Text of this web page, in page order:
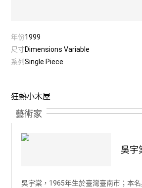
年份1999
尺寸Dimensions Variable
系列Single Piece
狂熱小木屋
藝術家
吳宇
吳宇棠，1965年生於臺灣臺南市；本